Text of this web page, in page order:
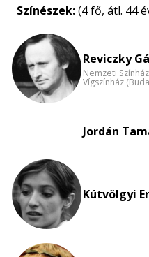
Színészek:(4 fő, átl. 44
Reviczky
Nemzeti
Vígszínház
Jordán
Kútvölgyi